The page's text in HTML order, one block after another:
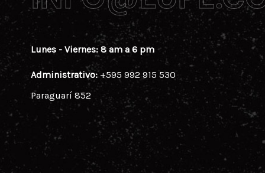
Lunes - Viernes: 8 am a 6 pm
Administrativo:+595 992 915 530
Paraguarí 852